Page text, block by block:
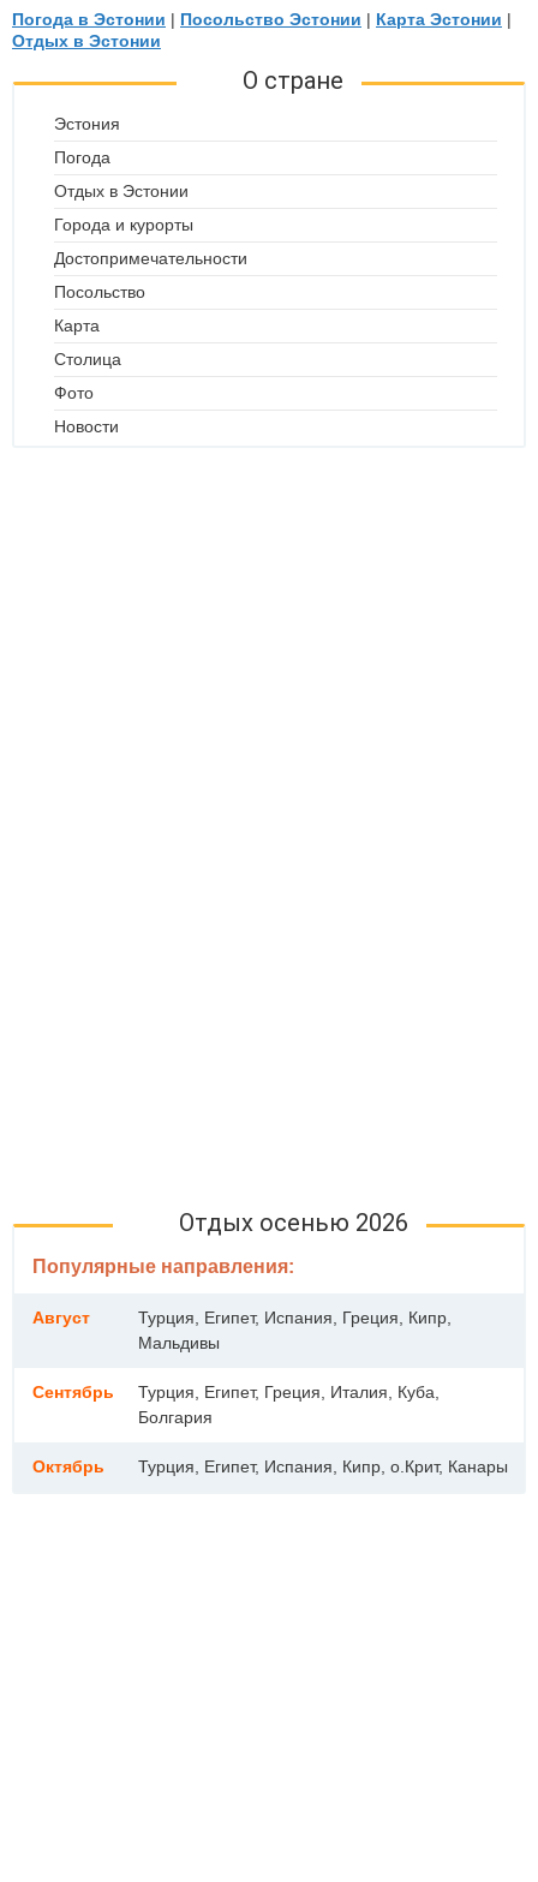
Погода в Эстонии | Посольство Эстонии | Карта Эстонии |
Отдых в Эстонии
О стране
Эстония
Погода
Отдых в Эстонии
Города и курорты
Достопримечательности
Посольство
Карта
Столица
Фото
Новости
Отдых осенью 2026
Популярные направления:
Август
Турция, Египет, Испания, Греция, Кипр,
Мальдивы
Сентябрь
Турция, Египет, Греция, Италия, Куба,
Болгария
Октябрь Турция, Египет, Испания, Кипр, о.Крит, Канары